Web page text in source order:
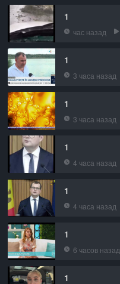
1
час назад
1
3 часа назад
1
3 часа назад
1
4 часа назад
1
4 часа назад
1
6 часов назад
1